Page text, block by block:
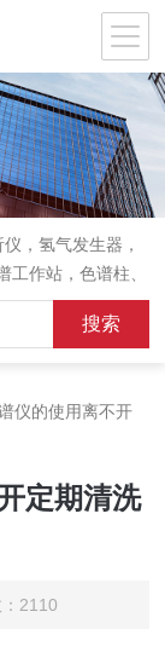
，氢气发生器，
作站，色谱柱、
仪，紫外分光光度
析天平等常规实验
仪的使用离不开
定期清洗
2110